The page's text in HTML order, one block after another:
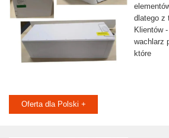
dlatego z
Klientów
wachlarz
które
Oferta dla Polski +